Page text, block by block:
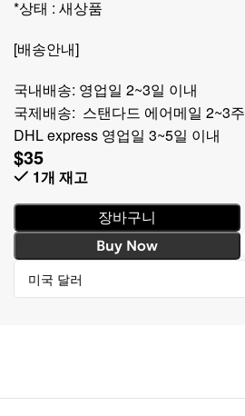
*상태 : 새상품
[배송안내]
국내배송: 영업일 2~3일 이내
국제배송: 스탠다드 에어메일 2~3주
DHL express 영업일 3~5일 이내
$35
1개 재고
장바구니
Buy Now